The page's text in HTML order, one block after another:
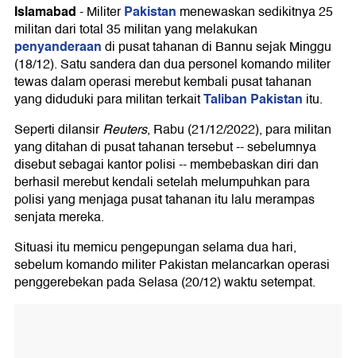
Islamabad-MiliterPakistan menewaskan sedikitnya 25
militan dari total 35 militan yang melakukan
penyanderaandi pusat tahanan di Bannu sejak Minggu
(18/12). Satu sandera dan dua personel komando militer
tewas dalam operasi merebut kembali pusat tahanan
yang diduduki para militan terkaitTaliban Pakistan itu.
Seperti dilansirReuters, Rabu (21/12/2022), para militan
yang ditahan di pusat tahanan tersebut -- sebelumnya
disebut sebagai kantor polisi -- membebaskan diri dan
berhasil merebut kendali setelah melumpuhkan para
polisi yang menjaga pusat tahanan itu lalu merampas
senjata mereka.
Situasi itu memicu pengepungan selama dua hari,
sebelum komando militer Pakistan melancarkan operasi
penggerebekan pada Selasa (20/12) waktu setempat.